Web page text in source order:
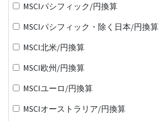
MSCIパシフィック/円換算
MSCIパシフィック・除く日本/円換算
MSCI北米/円換算
MSCI欧州/円換算
MSCIユーロ/円換算
MSCIオーストラリア/円換算